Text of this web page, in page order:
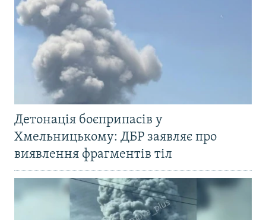
Детонація боєприпасів у
Хмельницькому: ДБР заявляє про
виявлення фрагментів тіл